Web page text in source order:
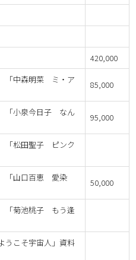
420,000
「中森明菜 ミ・ア
85,000
「小泉今日子 なん
95,000
「松田聖子 ピンク
「山口百恵 愛染
50,000
「菊池桃子 もう逢
こそ宇宙人」資料